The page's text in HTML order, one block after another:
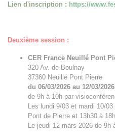
Lien d'inscription : https://
Deuxième session :
CER France Neuillé Pont
320 Av. de Boulnay
37360 Neuillé Pont Pierre
du 06/03/2026 au 12/03/2026
de 9h à 10h par
Les lundi 9/03 et mardi 10/
Pont de Pierre et 13h30 à 18h
Le jeudi 12 mars 2026 de 9h